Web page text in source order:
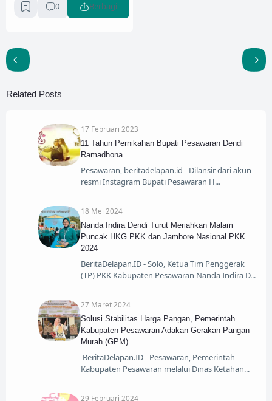
0 Berbagi
Related Posts
17 Februari 2023
11 Tahun Pernikahan Bupati Pesawaran Dendi
Ramadhona
Pesawaran, beritadelapan.id - Dilansir dari akun
resmi Instagram Bupati Pesawaran H
18 Mei 2024
Nanda Indira Dendi Turut Meriahkan Malam
Puncak HKG PKK dan Jambore Nasional PKK
2024
BeritaDelapan.ID - Solo, Ketua Tim Penggerak
(TP) PKK Kabupaten Pesawaran Nanda Indira D
27 Maret 2024
Solusi Stabilitas Harga Pangan, Pemerintah
Kabupaten Pesawaran Adakan Gerakan Pangan
Murah (GPM)
BeritaDelapan.ID - Pesawaran, Pemerintah
Kabupaten Pesawaran melalui Dinas Ketahan
29 Februari 2024